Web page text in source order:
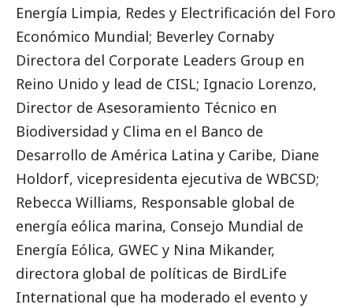
Energía Limpia, Redes y Electrificación del Foro
Económico Mundial; Beverley Cornaby
Directora del Corporate Leaders Group en
Reino Unido y lead de CISL; Ignacio Lorenzo,
Director de Asesoramiento Técnico en
Biodiversidad y Clima en el Banco de
Desarrollo de América Latina y Caribe, Diane
Holdorf, vicepresidenta ejecutiva de WBCSD;
Rebecca Williams, Responsable global de
energía eólica marina, Consejo Mundial de
Energía Eólica, GWEC y Nina Mikander,
directora global de políticas de BirdLife
International que ha moderado el evento y